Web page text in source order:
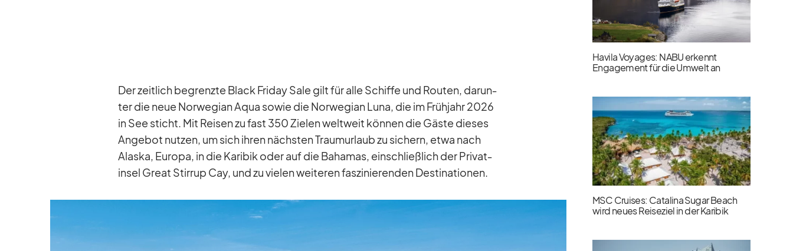
Der zeit­lich be­grenzte Black Fri­day Sale gilt für alle Schiffe und Rou­ten, dar­un­
ter die neue Nor­we­gian Aqua so­wie die Nor­we­gian Luna, die im Früh­jahr 2026
in See sticht. Mit Rei­sen zu fast 350 Zie­len welt­weit kön­nen die Gäste die­ses
An­ge­bot nut­zen, um sich ih­ren nächs­ten Traum­ur­laub zu si­chern, etwa nach
Alaska, Eu­ropa, in die Ka­ri­bik oder auf die Ba­ha­mas, ein­schließ­lich der Pri­vat­
in­sel Great Stir­rup Cay, und zu vie­len wei­te­ren fas­zi­nie­ren­den De­sti­na­tio­nen.
Havila Voyages: NABU erkennt
Engagement für die Umwelt an
MSC Cruises: Catalina Sugar Beach
wird neues Reiseziel in der Karibik